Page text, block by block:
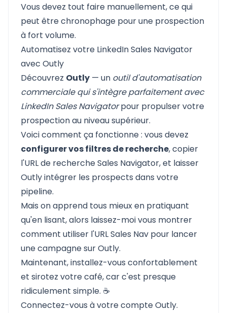
Vous devez tout faire manuellement, ce qui
peut être chronophage pour une prospection
à fort volume.
Automatisez votre LinkedIn Sales Navigator
avec Outly
Découvrez Outly — un outil d'automatisation
commerciale qui s'intègre parfaitement avec
LinkedIn Sales Navigatorpour propulser votre
prospection au niveau supérieur.
Voici comment ça fonctionne : vous devez
configurer vos filtres de recherche, copier
l'URL de recherche Sales Navigator, et laisser
Outly intégrer les prospects dans votre
pipeline.
Mais on apprend tous mieux en pratiquant
qu'en lisant, alors laissez-moi vous montrer
comment utiliser l'URL Sales Nav pour lancer
une campagne sur Outly.
Maintenant, installez-vous confortablement
et sirotez votre café, car c'est presque
ridiculement simple. ☕
Connectez-vous à votre compteOutly.